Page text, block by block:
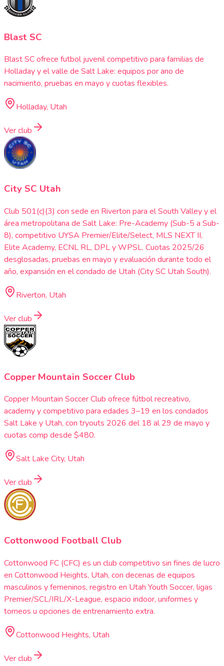
Blast SC
Blast SC ofrece futbol juvenil competitivo para familias de
Holladay y el valle de Salt Lake: equipos por ano de
nacimiento, pruebas en mayo y cuotas flexibles.
Holladay, Utah
Ver club
City SC Utah
Club 501(c)(3) con sede en Riverton para el South Valley y el
área metropolitana de Salt Lake: Pre-Academy (Sub-5 a Sub-
8), competitivo UYSA Premier/Elite/Select, MLS NEXT II,
Elite Academy, ECNL RL, DPL y WPSL. Cuotas 2025/26
desglosadas, pruebas en mayo y evaluación durante todo el
año, expansión en el condado de Utah (City SC Utah South).
Riverton, Utah
Ver club
Copper Mountain Soccer Club
Copper Mountain Soccer Club ofrece fútbol recreativo,
academy y competitivo para edades 3–19 en los condados
Salt Lake y Utah, con tryouts 2026 del 18 al 29 de mayo y
cuotas comp desde $480.
Salt Lake City, Utah
Ver club
Cottonwood Football Club
Cottonwood FC (CFC) es un club competitivo sin fines de lucro
en Cottonwood Heights, Utah, con decenas de equipos
masculinos y femeninos, registro en Utah Youth Soccer, ligas
Premier/SCL/IRL/X-League, espacio indoor, uniformes y
torneos u opciones de entrenamiento extra.
Cottonwood Heights, Utah
Ver club